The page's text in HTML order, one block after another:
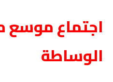
اجتماع
الوساطة